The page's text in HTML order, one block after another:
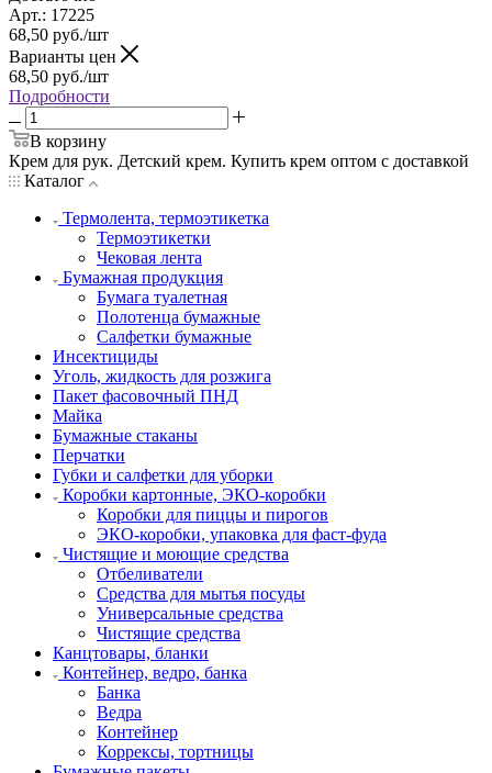
Арт.: 17225
68,50 руб./шт
Варианты цен
68,50 руб./шт
Подробности
В корзину
Крем для рук. Детский крем. Купить крем оптом с доставкой
Каталог
Термолента, термоэтикетка
Термоэтикетки
Чековая лента
Бумажная продукция
Бумага туалетная
Полотенца бумажные
Салфетки бумажные
Инсектициды
Уголь, жидкость для розжига
Пакет фасовочный ПНД
Майка
Бумажные стаканы
Перчатки
Губки и салфетки для уборки
Коробки картонные, ЭКО-коробки
Коробки для пиццы и пирогов
ЭКО-коробки, упаковка для фаст-фуда
Чистящие и моющие средства
Отбеливатели
Средства для мытья посуды
Универсальные средства
Чистящие средства
Канцтовары, бланки
Контейнер, ведро, банка
Банка
Ведра
Контейнер
Коррексы, тортницы